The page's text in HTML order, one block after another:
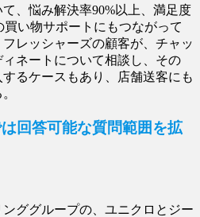
、悩み解決率90%以上、満足度
買い物サポートにもつながって
レッシャーズの顧客が、チャッ
ィネートについて相談し、その
るケースもあり、店舗送客にも
回答可能な質問範囲を拡
ググループの、ユニクロとジー